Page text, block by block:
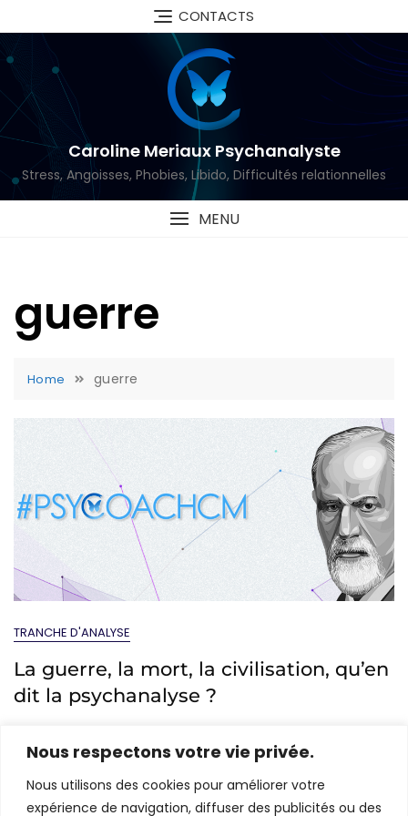
Nous respectons votre vie privée.
Nous utilisons des cookies pour améliorer votre
expérience de navigation, diffuser des publicités ou des
to
content
CONTACTS
Caroline Meriaux Psychanalyste
Stress, Angoisses, Phobies, Libido, Difficultés relationnelles
MENU
guerre
Home guerre
TRANCHE D'ANALYSE
La guerre, la mort, la civilisation, qu’en
dit la psychanalyse ?
« Le remaniement pulsionnel sur lequel repose notre
aptitude à la civilisation, peut lui aussi être ramené en